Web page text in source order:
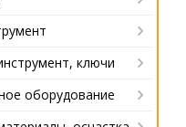
ключи
оборудование